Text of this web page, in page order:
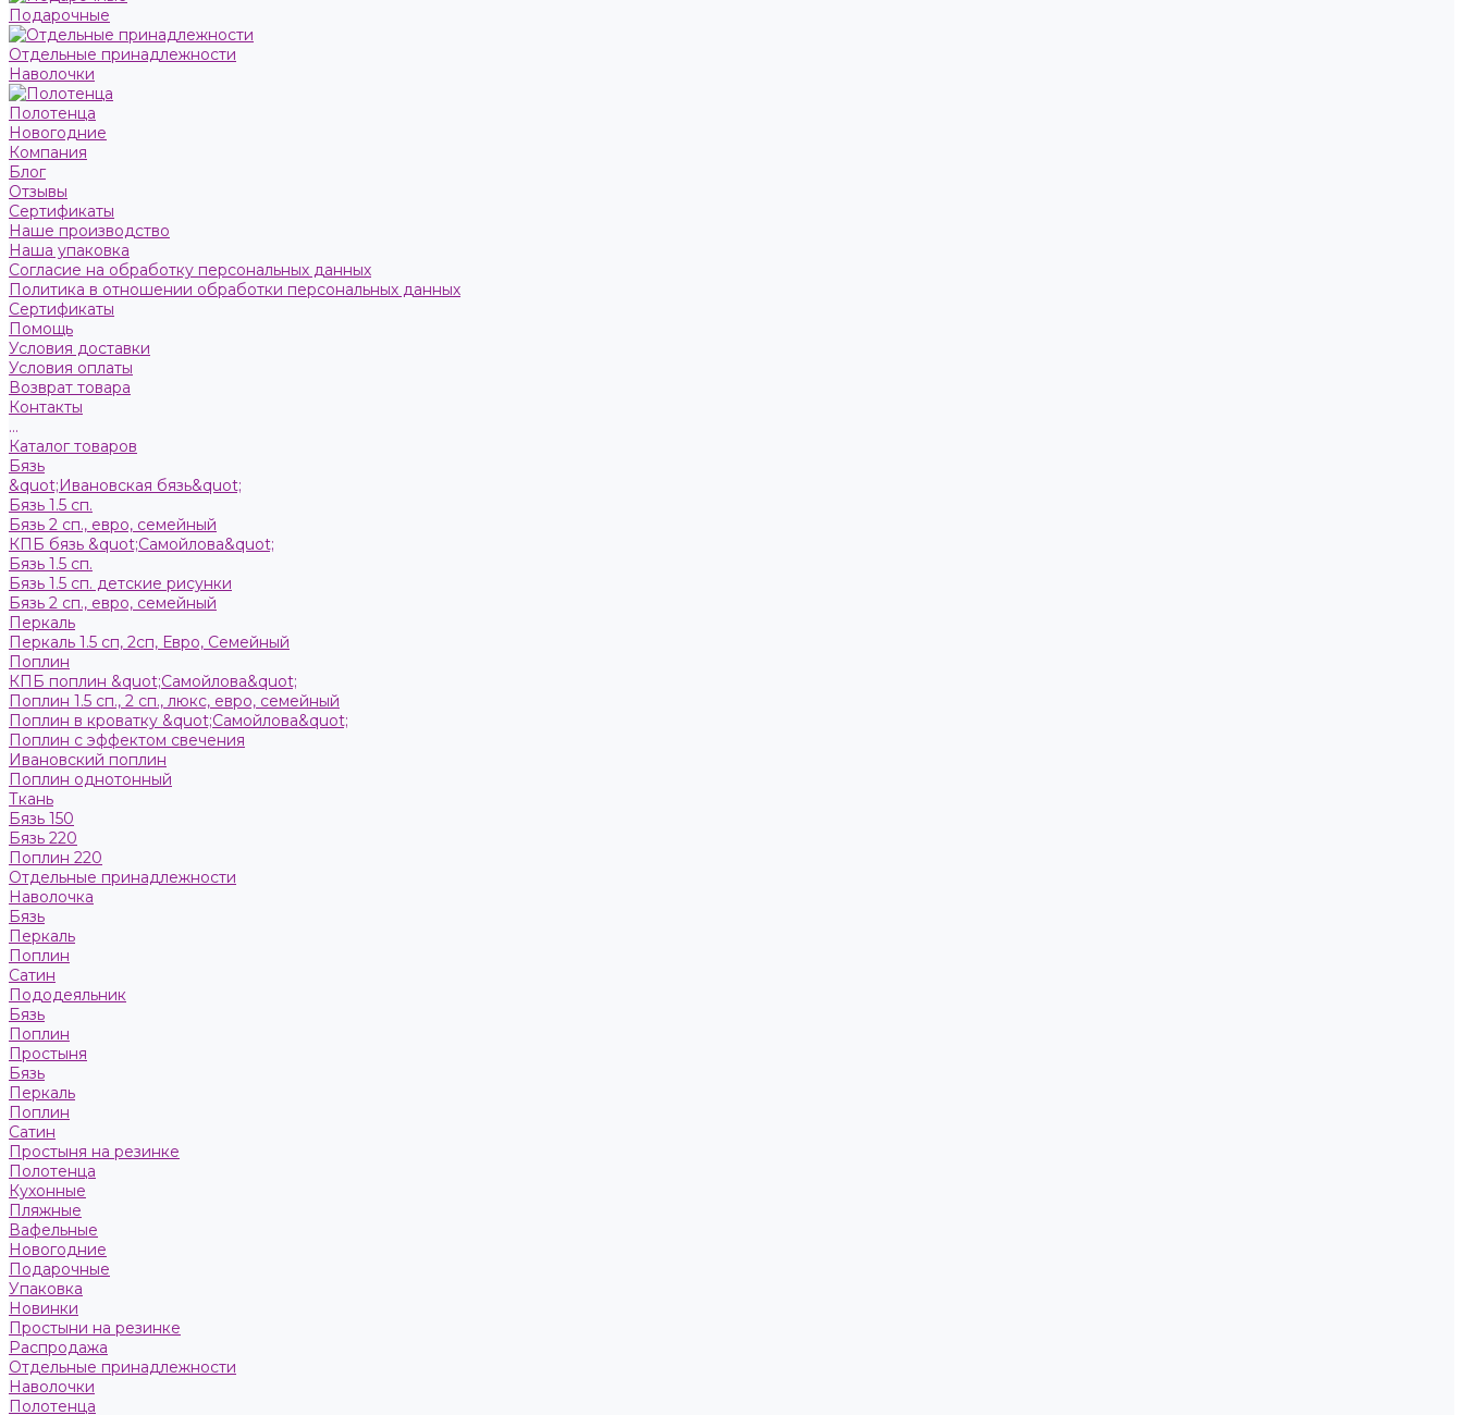
Подарочные
Отдельные принадлежности
Наволочки
Полотенца
Новогодние
Компания
Блог
Отзывы
Сертификаты
Наше производство
Наша упаковка
Согласие на обработку персональных данных
Политика в отношении обработки персональных данных
Сертификаты
Помощь
Условия доставки
Условия оплаты
Возврат товара
Контакты
...
Каталог товаров
Бязь
&quot;Ивановская бязь&quot;
Бязь 1.5 сп.
Бязь 2 сп., евро, семейный
КПБ бязь &quot;Самойлова&quot;
Бязь 1.5 сп.
Бязь 1.5 сп. детские рисунки
Бязь 2 сп., евро, семейный
Пeркaль
Перкаль 1.5 сп, 2сп, Евро, Семейный
Поплин
КПБ поплин &quot;Самойлова&quot;
Поплин 1.5 сп., 2 сп., люкс, евро, семейный
Поплин в кроватку &quot;Самойлова&quot;
Поплин с эффектом свечения
Ивановский поплин
Поплин однотонный
Ткань
Бязь 150
Бязь 220
Поплин 220
Отдельные принадлежности
Наволочка
Бязь
Перкаль
Поплин
Сатин
Пододеяльник
Бязь
Поплин
Простыня
Бязь
Перкаль
Поплин
Сатин
Простыня на резинке
Полотенца
Кухонные
Пляжные
Вафельные
Новогодние
Подарочные
Упаковка
Новинки
Простыни на резинке
Распродажа
Отдельные принадлежности
Наволочки
Полотенца